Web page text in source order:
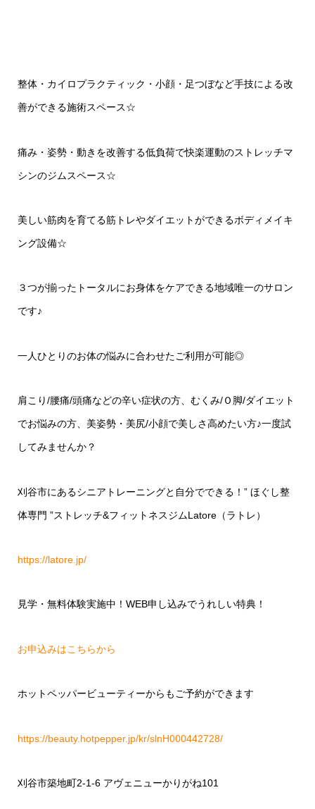
整体・カイロプラクティック・小顔・足つぼなど手技による改
善ができる施術スペース☆
痛み・姿勢・動きを改善する低負荷で快楽運動のストレッチマ
シンのジムスペース☆
美しい筋肉を育てる筋トレやダイエットができるボディメイキ
ング設備☆
３つが揃ったトータルにお身体をケアできる地域唯一のサロン
です♪
一人ひとりのお体の悩みに合わせたご利用が可能◎
肩こり/腰痛/頭痛などの辛い症状の方、むくみ/Ｏ脚/ダイエット
でお悩みの方、美姿勢・美尻/小顔で美しさ高めたい方♪一度試
してみませんか？
刈谷市にあるシニアトレーニングと自分でできる！” ほぐし整
体専門 ”ストレッチ&フィットネスジムLatore（ラトレ）
https://latore.jp/
見学・無料体験実施中！WEB申し込みでうれしい特典！
お申込みはこちらから
ホットペッパービューティーからもご予約ができます
https://beauty.hotpepper.jp/kr/slnH000442728/
刈谷市築地町2-1-6 アヴェニューかりがね101